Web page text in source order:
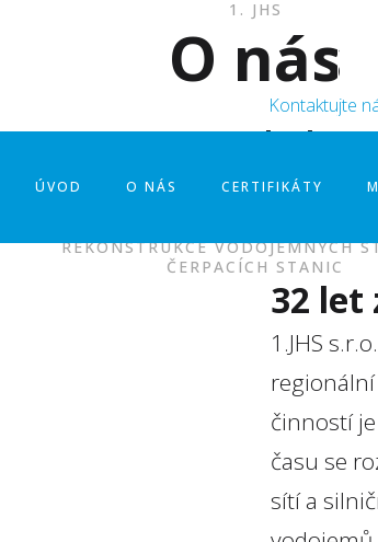
volejte nám:
482 729 011
ÚVOD O NÁS CERTIFIKÁTY
1. JHS
O nás
Kontaktujte
Naše služby
REKONSTRUKCE VODOJEMNÝCH
ČERPACÍCH STANIC
32 let
1.JHS
činností
času se
sítí a